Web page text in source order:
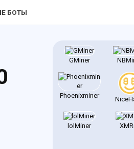
БОТЫ
GMiner
Phoenixminer
lolMiner